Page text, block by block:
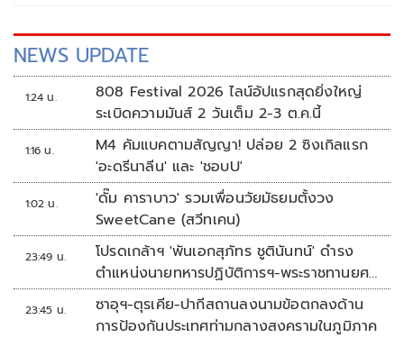
NEWS UPDATE
1:24 น.
808 Festival 2026 ไลน์อัปแรกสุดยิ่งใหญ่
ระเบิดความมันส์ 2 วันเต็ม 2-3 ต.ค.นี้
1:16 น.
M4 คัมแบคตามสัญญา! ปล่อย 2 ซิงเกิลแรก
'อะดรีนาลีน' และ 'ชอบU'
1:02 น.
'ดั๊ม คาราบาว' รวมเพื่อนวัยมัธยมตั้งวง
SweetCane (สวีทเคน)
23:49 น.
โปรดเกล้าฯ 'พันเอกสุภัทร ชูตินันทน์' ดำรง
ตำแหน่งนายทหารปฏิบัติการฯ-พระราชทานยศ
'พลตรี'
23:45 น.
ซาอุฯ-ตุรเคีย-ปากีสถานลงนามข้อตกลงด้าน
การป้องกันประเทศท่ามกลางสงครามในภูมิภาค